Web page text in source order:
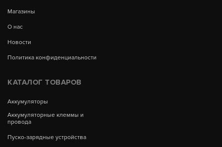
Магазины
О нас
Новости
Политика конфиденциальности
КАТАЛОГ ТОВАРОВ
Аккумуляторы
Аккумуляторные клеммы и
провода
Пуско-зарядные устройства